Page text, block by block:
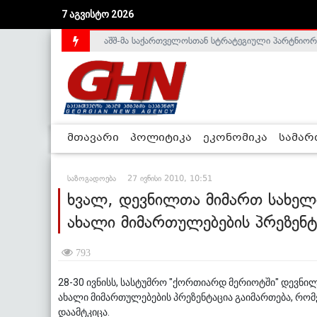
7 აგვისტო 2026
საქართველოს დე-ფაქტო მთავრობა
აშშ-მა საქართველოსთან სტრატეგიული
მთავარი პოლიტიკა ეკონომიკა
საზოგადოება 27 ივნისი 2010, 10:51
ხვალ, დევნილთა მიმართ
ახალი მიმართულებების
793
28-30 ივნისს, სასტუმრო "ქორთიარდ მერიოტში"
ახალი მიმართულებების პრეზენტაცია გაიმართება,
დაამტკიცა.